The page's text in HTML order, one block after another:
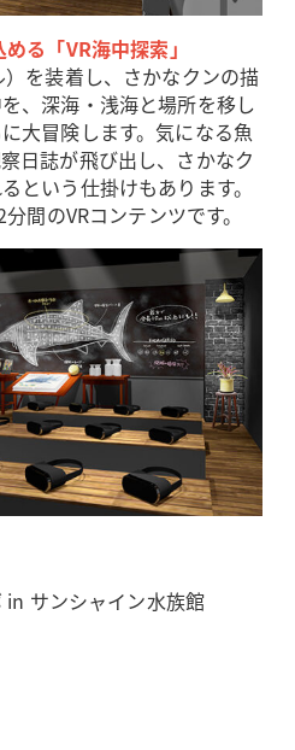
る「VR海中探索」
を装着し、さかなクンの描
、深海・浅海と場所を移し
大冒険します。気になる魚
日誌が飛び出し、さかなク
という仕掛けもあります。
間のVRコンテンツです。
サンシャイン水族館